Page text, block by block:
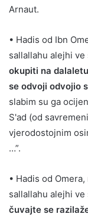
Arnaut.
• Hadis od Ibn
sallallahu alejhi
okupiti na
se odvoji odvojio
slabim su ga
S'ad (od
vjerodostojnim
…”.
• Hadis od
sallallahu alejhi
čuvajte se